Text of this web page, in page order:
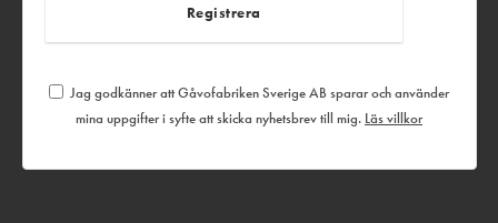
Jag godkänner att Gåvofabriken Sverige AB sparar och använder
mina uppgifter i syfte att skicka nyhetsbrev till mig. Läs villkor